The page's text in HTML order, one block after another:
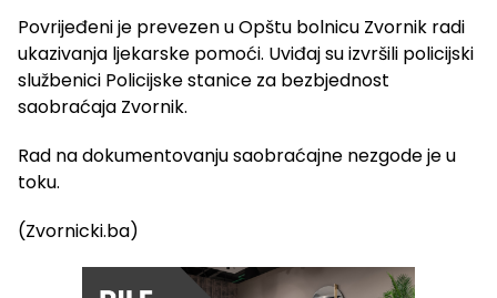
Povrijeđeni je prevezen u Opštu bolnicu Zvornik radi
ukazivanja ljekarske pomoći. Uviđaj su izvršili policijski
službenici Policijske stanice za bezbjednost
saobraćaja Zvornik.
Rad na dokumentovanju saobraćajne nezgode je u
toku.
(Zvornicki.ba)